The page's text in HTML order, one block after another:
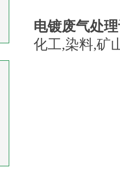
电镀废气处
化工,染料,矿